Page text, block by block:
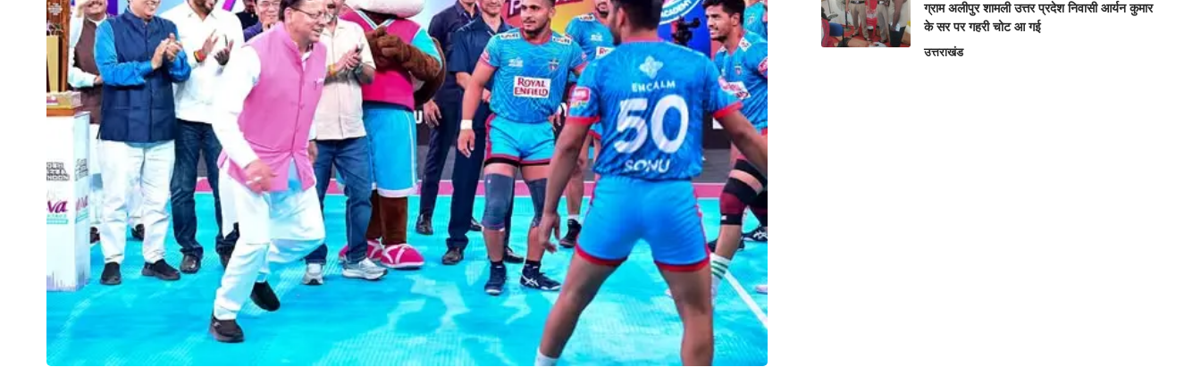
ग्राम अलीपुर शामली उत्तर प्रदेश निवासी आर्यन कुमार
के सर पर गहरी चोट आ गई
उत्तराखंड